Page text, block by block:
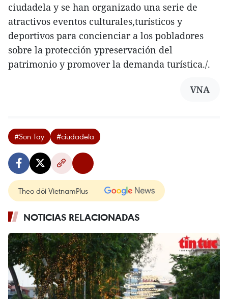
ciudadela y se han organizado una serie de
atractivos eventos culturales,turísticos y
deportivos para concienciar a los pobladores
sobre la protección ypreservación del
patrimonio y promover la demanda turística./.
VNA
#Son Tay #ciudadela
Theo dõi VietnamPlus
NOTICIAS RELACIONADAS